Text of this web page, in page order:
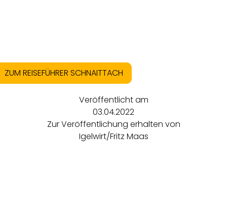
ZUM REISEFÜHRER SCHNAITTACH
Veröffentlicht am
03.04.2022
Zur Veröffentlichung erhalten von
Igelwirt/Fritz Maas